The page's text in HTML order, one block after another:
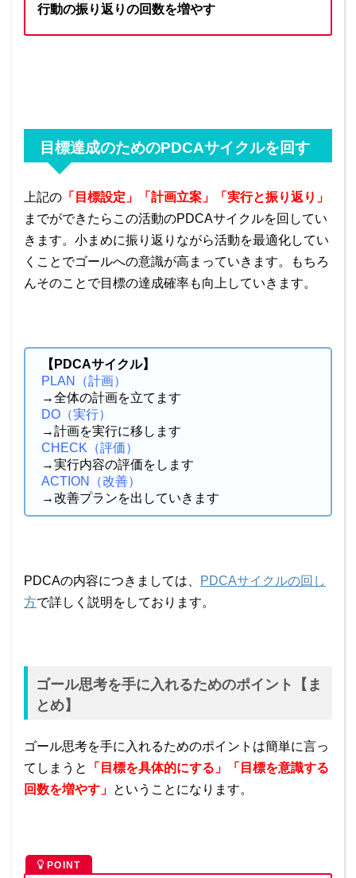
行動の振り返りの回数を増やす
目標達成のためのPDCAサイクルを回す
上記の 「目標設定」「計画立案」「実行と振り返り」
までができたらこの活動のPDCAサイクルを回してい
きます。小まめに振り返りながら活動を最適化してい
くことでゴールへの意識が高まっていきます。もちろ
んそのことで目標の達成確率も向上していきます。
【PDCAサイクル】
PLAN（計画）
→全体の計画を立てます
DO（実行）
→計画を実行に移します
CHECK（評価）
→実行内容の評価をします
ACTION（改善）
→改善プランを出していきます
PDCAの内容につきましては、
PDCAサイクルの回し
方で詳しく説明をしております。
ゴール思考を手に入れるためのポイント【ま
とめ】
ゴール思考を手に入れるためのポイントは簡単に言っ
てしまうと
「目標を具体的にする」「目標を意識する
回数を増やす」 ということになります。
POINT